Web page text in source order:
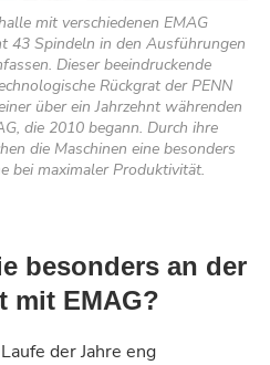
mit verschiedenen EMAG
43 Spindeln in den Ausführungen
Dieser beeindruckende
Rückgrat der PENN
über ein Jahrzehnt währenden
die 2010 begann. Durch ihre
die Maschinen eine besonders
bei maximaler Produktivität.
besonders an der
mit EMAG?
der Jahre eng